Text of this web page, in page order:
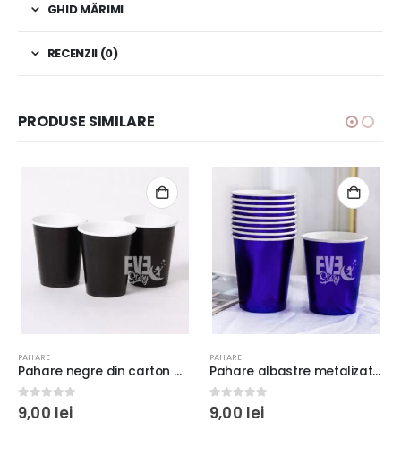
GHID MĂRIMI
RECENZII (0)
PRODUSE SIMILARE
PAHARE
Pahare albastre metalizat, pachet de 6 bucăţi
0 out of 5
9,00 lei
PAHARE
Pahare aurii din carton, pachet de 6 bucăţi
0 out of 5
9,00 lei